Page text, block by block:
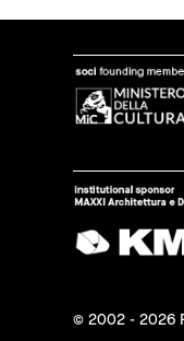
© 2002 - 2026